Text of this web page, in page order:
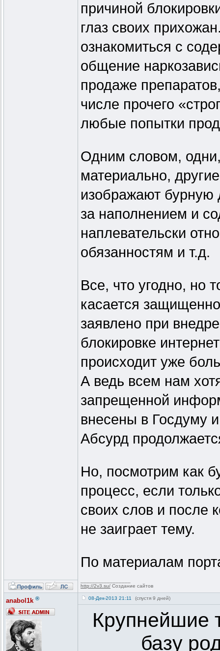
причиной
глаз своих
ознакомиться с
общение
продаже
числе прочего
любые попытки
Одним словом,
материально,
изображают бурную
за наполнением и
наплевательски
обязанностям и т.д.
Все, что угодно, но
касается
заявлено при
блокировке
происходит уже
А ведь всем нам
запрещенной
внесены в Госдуму
Абсурд
Но, посмотрим как
процесс, если
своих слов и после
не заиграет тему.
По материалам
http://2v3.su/ Создание сайтов
anabol1k ® 08-Дек-2013 21:11 (спустя 9 дней)
Крупнейшие
базу